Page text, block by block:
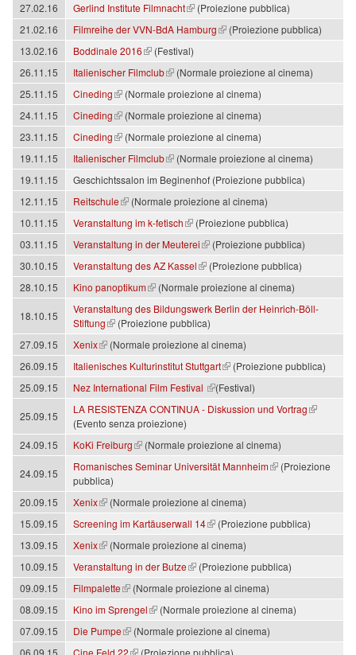
27.02.16
Gerlind Institute Filmnacht
(link is external)
(Proiezione pubblica)
21.02.16
Filmreihe der VVN-BdA Hamburg
(link is external)
(Proiezione pubblica)
13.02.16
Boddinale 2016
(link is external)
(Festival)
26.11.15
Italienischer Filmclub
(link is external)
(Normale proiezione al cinema)
25.11.15
Cineding
(link is external)
(Normale proiezione al cinema)
24.11.15
Cineding
(link is external)
(Normale proiezione al cinema)
23.11.15
Cineding
(link is external)
(Normale proiezione al cinema)
19.11.15
Italienischer Filmclub
(link is external)
(Normale proiezione al cinema)
19.11.15
Geschichtssalon im Beginenhof (Proiezione pubblica)
12.11.15
Reitschule
(link is external)
(Normale proiezione al cinema)
10.11.15
Veranstaltung im k-fetisch
(link is external)
(Proiezione pubblica)
03.11.15
Veranstaltung in der Meuterei
(link is external)
(Proiezione pubblica)
30.10.15
Veranstaltung des AZ Kassel
(link is external)
(Proiezione pubblica)
28.10.15
Kino panoptikum
(link is external) (Normale proiezione al cinema)
18.10.15
Veranstaltung des Bildungswerk Berlin der Heinrich-Böll-
Stiftung
(link is external)
(Proiezione pubblica)
27.09.15
Xenix
(link is external)
(Normale proiezione al cinema)
26.09.15
Italienisches Kulturinstitut Stuttgart
(link is external)
(Proiezione pubblica)
25.09.15
Nez International Film Festival
(link is external) (Festival)
25.09.15
LA RESISTENZA CONTINUA - Diskussion und Vortrag
(Evento senza proiezione)
24.09.15
KoKi Freiburg
(link is external) (Normale proiezione al cinema)
24.09.15
Romanisches Seminar Universität Mannheim
(Proiezione
pubblica)
20.09.15
Xenix
(link is external)
(Normale proiezione al cinema)
15.09.15
Screening im Kartäuserwall 14
(link is external)
(Proiezione pubblica)
13.09.15
Xenix
(link is external)
(Normale proiezione al cinema)
10.09.15
Veranstaltung in der Butze
(link is external)
(Proiezione pubblica)
09.09.15
Filmpalette
(link is external)
(Normale proiezione al cinema)
08.09.15
Kino im Sprengel
(link is external)
(Normale proiezione al cinema)
07.09.15
Die Pumpe
(link is external)
(Normale proiezione al cinema)